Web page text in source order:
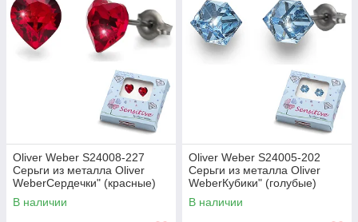
Oliver Weber S24008-227
Серьги из металла Oliver
WeberСердечки" (красные)
В наличии
Oliver Weber S24005-202
Серьги из металла Oliver
WeberКубики" (голубые)
В наличии